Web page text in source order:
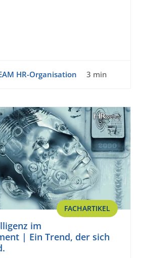
HR-Organisation 3 min
FACHARTIKEL
im
| Ein Trend, der sich